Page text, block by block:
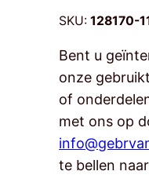
SKU:128170-
Bent u
onze
of
met ons op
te bellen